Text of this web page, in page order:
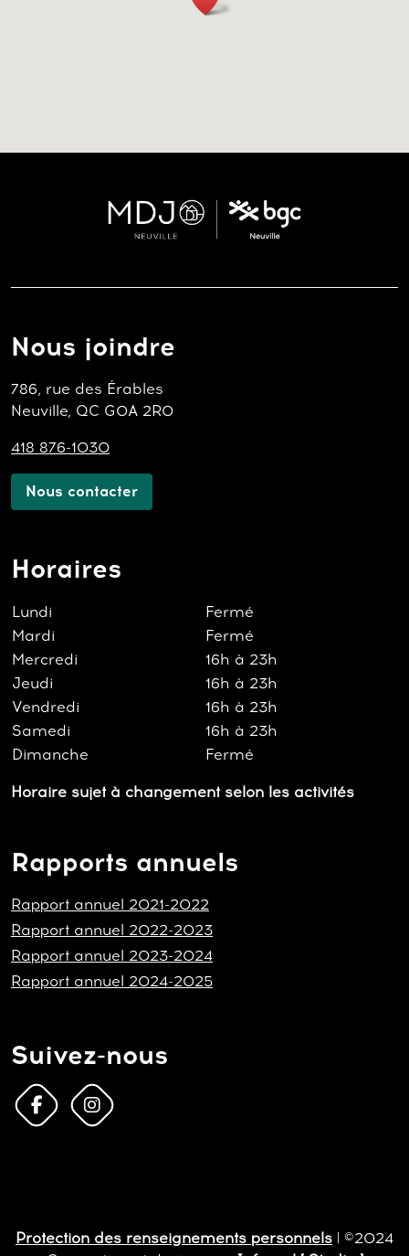
Nous joindre
786, rue des Érables
Neuville, QC G0A 2R0
418 876-1030
Nous contacter
Horaires
Lundi
Fermé
Mardi
Fermé
Mercredi
16h à 23h
Jeudi
16h à 23h
Vendredi
16h à 23h
Samedi
16h à 23h
Dimanche
Fermé
Horaire sujet à changement selon les activités
Rapports annuels
Rapport annuel 2021-2022
Rapport annuel 2022-2023
Rapport annuel 2023-2024
Rapport annuel 2024-2025
Suivez-nous
Protection des renseignements personnels | ©2024